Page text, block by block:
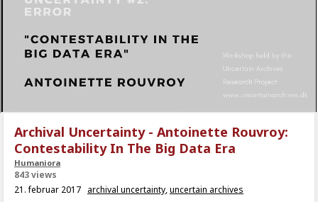
Archival Uncertainty - Antoinette Rouvroy:
Contestability In The Big Data Era
Humaniora
843 views
21. februar 2017 archival uncertainty,uncertain archives